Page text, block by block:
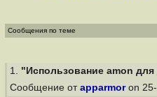
Сообщения по теме
1. "Использование amon для
Сообщение от apparmoron 25-